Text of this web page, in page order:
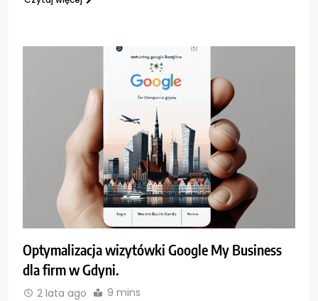
Optymalizacja wizytówki Google My Business
dla firm w Gdyni.
2 lata ago 9 mins